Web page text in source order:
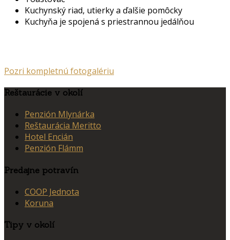
Kuchynský riad, utierky a ďalšie pomôcky
Kuchyňa je spojená s priestrannou jedálňou
Pozri kompletnú fotogalériu
Reštaurácie v okolí
Penzión Mlynárka
Reštaurácia Meritto
Hotel Encián
Penzión Flámm
Predajne potravín
COOP Jednota
Koruna
Tipy v okolí